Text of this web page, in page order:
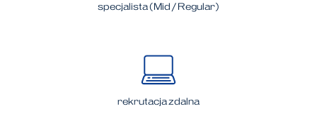
specjalista (Mid / Regular)
rekrutacja zdalna